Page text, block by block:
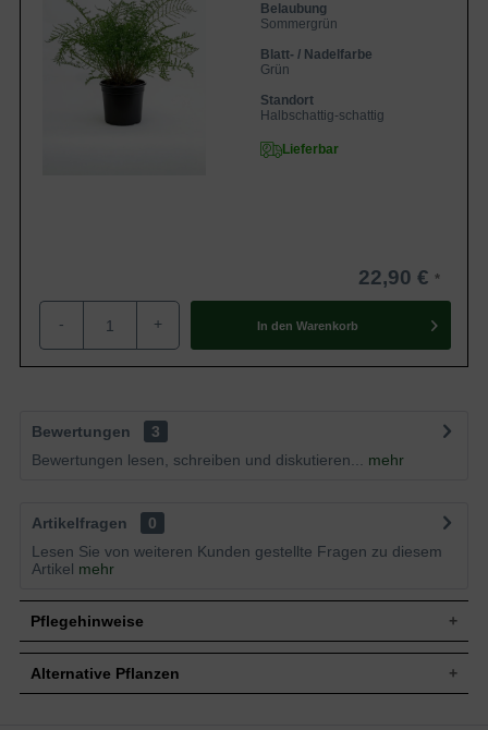
Belaubung
Sommergrün
Blatt- / Nadelfarbe
Grün
Standort
Halbschattig-schattig
Lieferbar
22,90 €
- + In den Warenkorb
Bewertungen
3
Bewertungen lesen, schreiben und diskutieren...
mehr
Artikelfragen
0
Lesen Sie von weiteren Kunden gestellte Fragen zu diesem
Artikel mehr
Pflegehinweise
Pflanz- und Pflegetipps Dryopteris filix-mas
Alternative Pflanzen